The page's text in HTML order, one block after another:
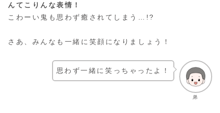
んてこりんな表情！
こわーい鬼も思わず癒されてしまう…!?
さあ、みんなも一緒に笑顔になりましょう！
弟
思わず一緒に笑っちゃったよ！